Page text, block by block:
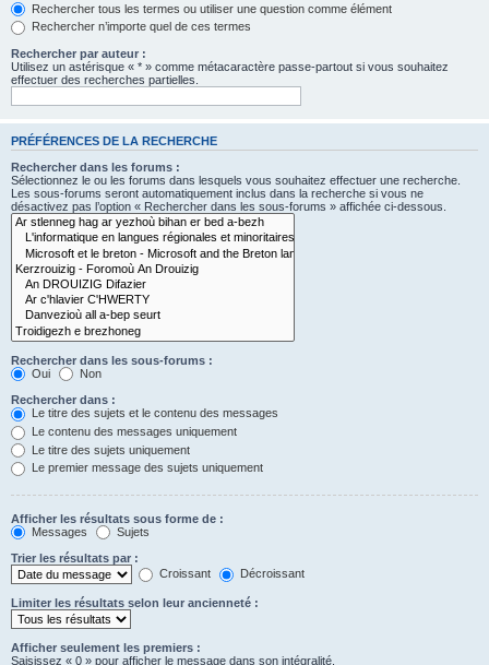
Rechercher tous les termes ou utiliser une question comme élément
Rechercher n’importe quel de ces termes
Rechercher par auteur :
Utilisez un astérisque « * » comme métacaractère passe-partout si vous souhaitez
effectuer des recherches partielles.
PRÉFÉRENCES DE LA RECHERCHE
Rechercher dans les forums :
Sélectionnez le ou les forums dans lesquels vous souhaitez effectuer une recherche.
Les sous-forums seront automatiquement inclus dans la recherche si vous ne
désactivez pas l’option « Rechercher dans les sous-forums » affichée ci-dessous.
Rechercher dans les sous-forums :
Oui
Non
Rechercher dans :
Le titre des sujets et le contenu des messages
Le contenu des messages uniquement
Le titre des sujets uniquement
Le premier message des sujets uniquement
Afficher les résultats sous forme de :
Messages
Sujets
Trier les résultats par :
Croissant
Décroissant
Limiter les résultats selon leur ancienneté :
Afficher seulement les premiers :
Saisissez « 0 » pour afficher le message dans son intégralité.